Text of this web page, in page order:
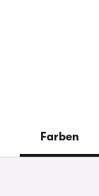
Farben